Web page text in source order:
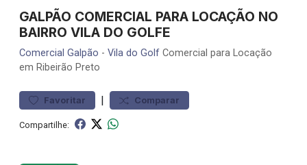
GALPÃO COMERCIAL PARA LOCAÇÃO NO
BAIRRO VILA DO GOLFE
Comercial Galpão - Vila do Golf Comercial para Locação
em Ribeirão Preto
Favoritar | Comparar
Compartilhe: